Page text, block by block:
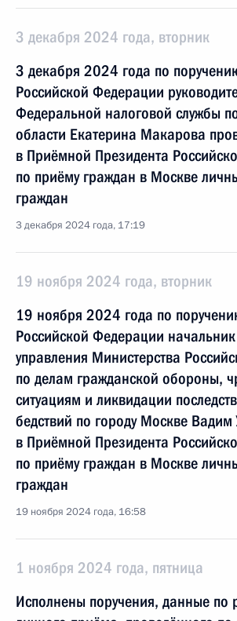
3 декабря 2024 года, вторник
3 декабря 2024 года по
Российской Федерации
Федеральной налоговой службы
области Екатерина Макарова
в Приёмной Президента
по приёму граждан в Москве
граждан
3 декабря 2024 года, 17:19
19 ноября 2024 года, вторник
19 ноября 2024 года по
Российской Федерации начальник
управления Министерства
по делам гражданской обороны,
ситуациям и ликвидации
бедствий по городу Москве Вадим
в Приёмной Президента
по приёму граждан в Москве
граждан
19 ноября 2024 года, 16:58
1 ноября 2024 года, пятница
Исполнены поручения, данные по